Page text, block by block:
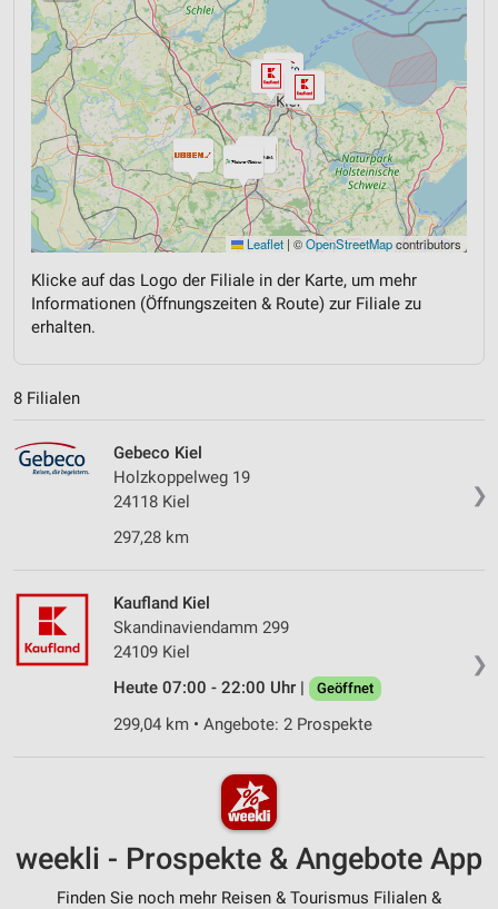
Leaflet | ©OpenStreetMapcontributors
Klicke auf das Logo der Filiale in der Karte, um mehr
Informationen (Öffnungszeiten & Route) zur Filiale zu
erhalten.
8 Filialen
❯
Gebeco Kiel
Holzkoppelweg 19
24118 Kiel
297,28 km
❯
Kaufland Kiel
Skandinaviendamm 299
24109 Kiel
Heute 07:00 - 22:00 Uhr |
Geöffnet
299,04 km • Angebote: 2 Prospekte
weekli - Prospekte & Angebote App
Finden Sie noch mehr Reisen & Tourismus Filialen &